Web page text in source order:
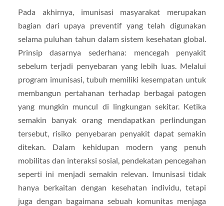
Pada akhirnya, imunisasi masyarakat merupakan
bagian dari upaya preventif yang telah digunakan
selama puluhan tahun dalam sistem kesehatan global.
Prinsip dasarnya sederhana: mencegah penyakit
sebelum terjadi penyebaran yang lebih luas. Melalui
program imunisasi, tubuh memiliki kesempatan untuk
membangun pertahanan terhadap berbagai patogen
yang mungkin muncul di lingkungan sekitar. Ketika
semakin banyak orang mendapatkan perlindungan
tersebut, risiko penyebaran penyakit dapat semakin
ditekan. Dalam kehidupan modern yang penuh
mobilitas dan interaksi sosial, pendekatan pencegahan
seperti ini menjadi semakin relevan. Imunisasi tidak
hanya berkaitan dengan kesehatan individu, tetapi
juga dengan bagaimana sebuah komunitas menjaga